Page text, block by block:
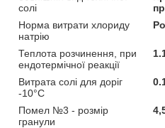
солі
Норма витрати хлориду
натрію
Теплота розчинення, при
ендотермічної реакції
Витрата солі для доріг
-10°С
Помел №3 - розмір
гранули